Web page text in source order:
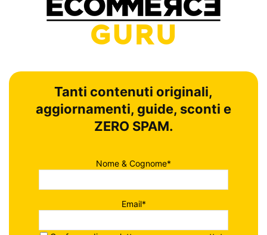
Tanti contenuti originali,
aggiornamenti, guide, sconti e
ZERO SPAM.
Nome & Cognome*
Email*